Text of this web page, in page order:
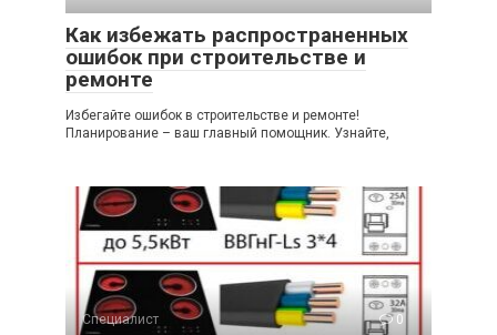
Как избежать распространенных
ошибок при строительстве и
ремонте
Избегайте ошибок в строительстве и ремонте!
Планирование – ваш главный помощник. Узнайте,
Специалист 0